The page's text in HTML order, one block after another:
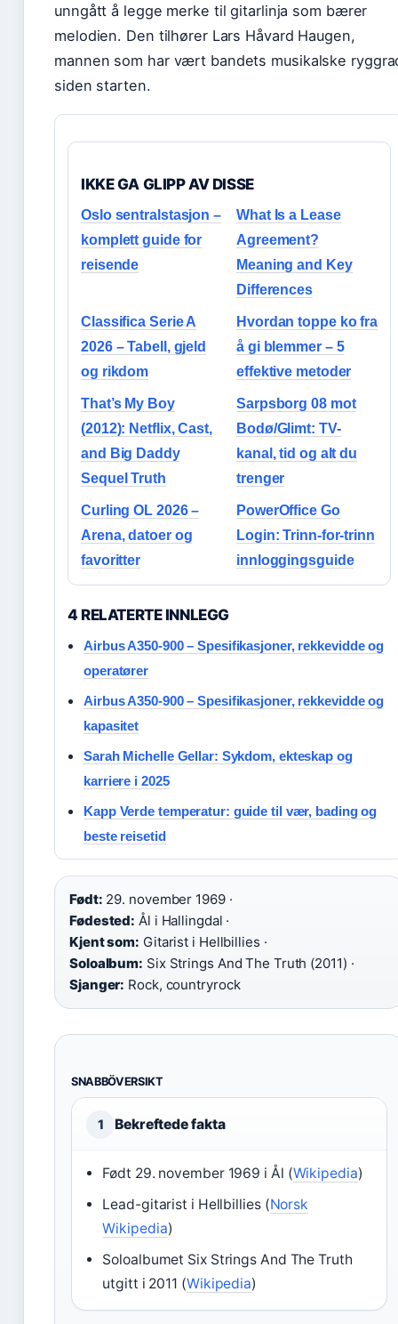
unngått å legge merke til gitarlinja som bærer
melodien. Den tilhører Lars Håvard Haugen,
mannen som har vært bandets musikalske
siden starten.
IKKE GA GLIPP AV DISSE
Oslo sentralstasjon –
komplett guide for
reisende
What Is a Lease
Agreement?
Meaning and Key
Differences
Classifica Serie A
2026 – Tabell, gjeld
og rikdom
Hvordan toppe ko fra
å gi blemmer – 5
effektive metoder
That’s My Boy
(2012): Netflix, Cast,
and Big Daddy
Sequel Truth
Sarpsborg 08 mot
Bodø/Glimt: TV-
kanal, tid og alt du
trenger
Curling OL 2026 –
Arena, datoer og
favoritter
PowerOffice Go
Login: Trinn-for-trinn
innloggingsguide
4 RELATERTE INNLEGG
Airbus A350-900 – Spesifikasjoner, rekkevidde og
operatører
Airbus A350-900 – Spesifikasjoner, rekkevidde og
kapasitet
Sarah Michelle Gellar: Sykdom, ekteskap og
karriere i 2025
Kapp Verde temperatur: guide til vær, bading og
beste reisetid
Født: 29. november 1969 ·
Fødested: Ål i Hallingdal ·
Kjent som: Gitarist i Hellbillies ·
Soloalbum: Six Strings And The Truth (2011) ·
Sjanger: Rock, countryrock
SNABBÖVERSIKT
1 Bekreftede fakta
Født 29. november 1969 i Ål (Wikipedia)
Lead-gitarist i Hellbillies (Norsk
Wikipedia)
Soloalbumet Six Strings And The Truth
utgitt i 2011 (Wikipedia)